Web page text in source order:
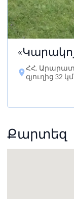
ՀՀ,
գյուղից 32
Քարտեզ